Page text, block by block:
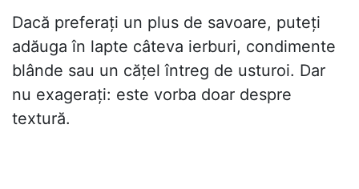
Dacă preferați un plus de savoare, puteți
adăuga în lapte câteva ierburi, condimente
blânde sau un cățel întreg de usturoi. Dar
nu exagerați: este vorba doar despre
textură.